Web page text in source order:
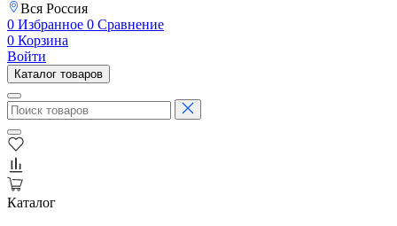
Вся Россия
0 Избранное 0 Сравнение
0 Корзина
Войти
Каталог товаров
Каталог